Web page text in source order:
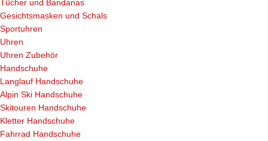
Tücher und Bandanas
Gesichtsmasken und Schals
Sportuhren
Uhren
Uhren Zubehör
Handschuhe
Langlauf Handschuhe
Alpin Ski Handschuhe
Skitouren Handschuhe
Kletter Handschuhe
Fahrrad Handschuhe